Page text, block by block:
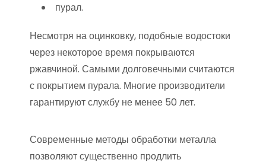
пурал.
Несмотря на оцинковку, подобные водостоки
через некоторое время покрываются
ржавчиной. Самыми долговечными считаются
с покрытием пурала. Многие производители
гарантируют службу не менее 50 лет.
Современные методы обработки металла
позволяют существенно продлить